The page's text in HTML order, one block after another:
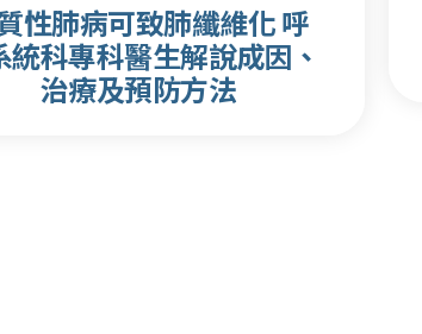
性肺病可致肺纖維化 呼
統科專科醫生解說成因、
治療及預防方法